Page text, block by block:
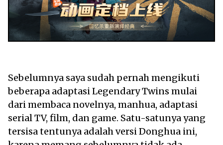
Sebelumnya saya sudah pernah mengikuti
beberapa adaptasi Legendary Twins mulai
dari membaca novelnya, manhua, adaptasi
serial TV, film, dan game. Satu-satunya yang
tersisa tentunya adalah versi Donghua ini,